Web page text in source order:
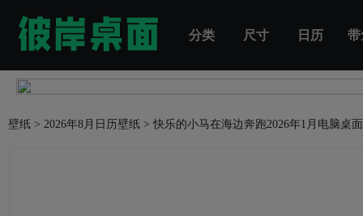
分类 尺寸 日历 带
壁纸 > 2026年8月日历壁纸 >快乐的小马在海边奔跑2026年1月电脑桌